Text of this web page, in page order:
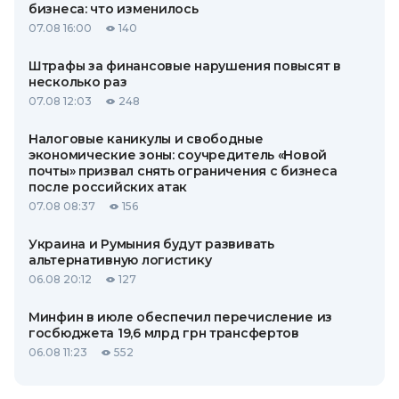
бизнеса: что изменилось
07.08 16:00 140
Штрафы за финансовые нарушения повысят в
несколько раз
07.08 12:03 248
Налоговые каникулы и свободные
экономические зоны: соучредитель «Новой
почты» призвал снять ограничения с бизнеса
после российских атак
07.08 08:37 156
Украина и Румыния будут развивать
альтернативную логистику
06.08 20:12 127
Минфин в июле обеспечил перечисление из
госбюджета 19,6 млрд грн трансфертов
06.08 11:23 552